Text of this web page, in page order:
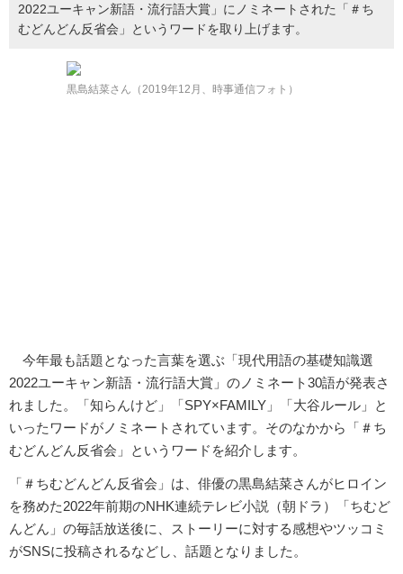
2022ユーキャン新語・流行語大賞」にノミネートされた「＃ち
むどんどん反省会」というワードを取り上げます。
黒島結菜さん（2019年12月、時事通信フォト）
今年最も話題となった言葉を選ぶ「現代用語の基礎知識選
2022ユーキャン新語・流行語大賞」のノミネート30語が発表さ
れました。「知らんけど」「SPY×FAMILY」「大谷ルール」と
いったワードがノミネートされています。そのなかから「＃ち
むどんどん反省会」というワードを紹介します。
「＃ちむどんどん反省会」は、俳優の黒島結菜さんがヒロイン
を務めた2022年前期のNHK連続テレビ小説（朝ドラ）「ちむど
んどん」の毎話放送後に、ストーリーに対する感想やツッコミ
がSNSに投稿されるなどし、話題となりました。